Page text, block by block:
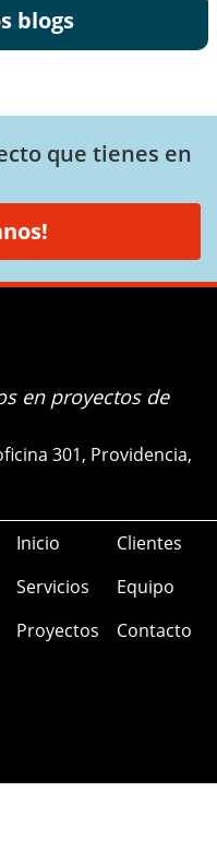
blogs
que tienes en
en proyectos de
301, Providencia,
Inicio
Servicios
Proyectos
Clientes
Equipo
Contacto